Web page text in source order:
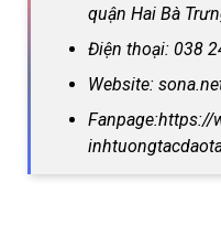
quận Hai Bà
Điện thoại: 038
Website:
Fanpage:https://